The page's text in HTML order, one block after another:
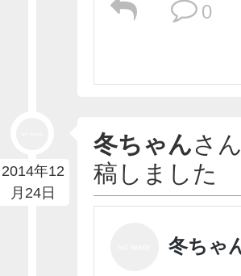
0
2014年12
月24日
冬ちゃんさ
稿しました
冬ちゃ